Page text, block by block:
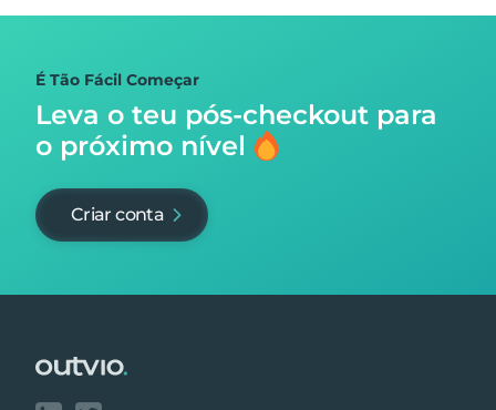
É Tão Fácil Começar
Leva o teu pós-checkout para
o próximo nível
Criar conta